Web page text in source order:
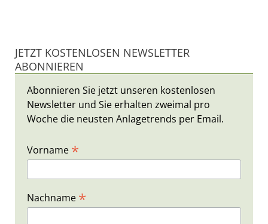
JETZT KOSTENLOSEN NEWSLETTER
ABONNIEREN
Abonnieren Sie jetzt unseren kostenlosen
Newsletter und Sie erhalten zweimal pro
Woche die neusten Anlagetrends per Email.
Vorname *
Nachname *